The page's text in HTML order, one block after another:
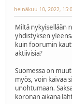
heinäkuu 10, 2022,
Miltä nykyisellään
yhdistyksen
kuin foorumin
aktiivisia?
Suomessa on
myös, voin kaivaa
unohtumaan.
koronan aikana